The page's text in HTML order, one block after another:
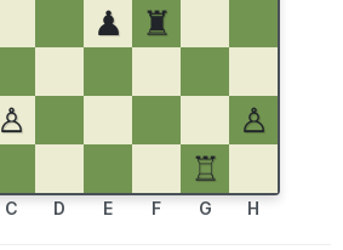
♟
♜
♙
♙
♖
C D E F G H